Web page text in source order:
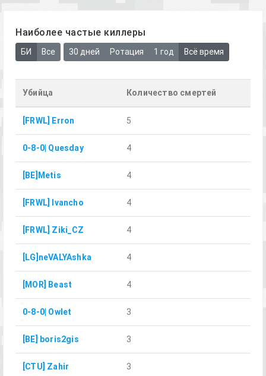
Наиболее частые киллеры
БИ Все 30 дней Ротация 1 год Всё время
Убийца Количество смертей
[FRWL] Erron 5
0-8-0| Quesday 4
[BE]Metis 4
[FRWL] Ivancho 4
[FRWL] Ziki_CZ 4
[LG]neVALYAshka 4
[MOR] Beast 4
0-8-0| Owlet 3
[BE] boris2gis 3
[CTU] Zahir 3